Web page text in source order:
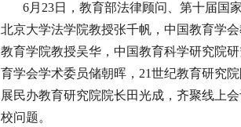
6月23日，教育部法律顾问、第十届国家
北京大学法学院教授张千帆，中国教育学
教育学院教授吴华，中国教育科学研究院
育学会学术委员储朝晖，21世纪教育研究
展民办教育研究院院长田光成，齐聚线上
校问题。